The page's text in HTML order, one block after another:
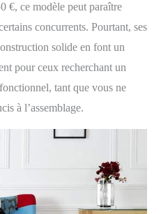
€, ce modèle peut paraître
concurrents. Pourtant, ses
solide en font un
pour ceux recherchant un
tant que vous ne
à l’assemblage.